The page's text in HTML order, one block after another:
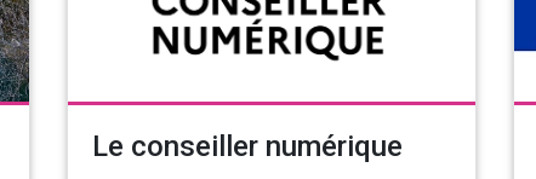
Le conseiller numérique